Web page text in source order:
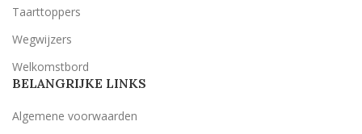
Taarttoppers
Wegwijzers
Welkomstbord
BELANGRIJKE LINKS
Algemene voorwaarden